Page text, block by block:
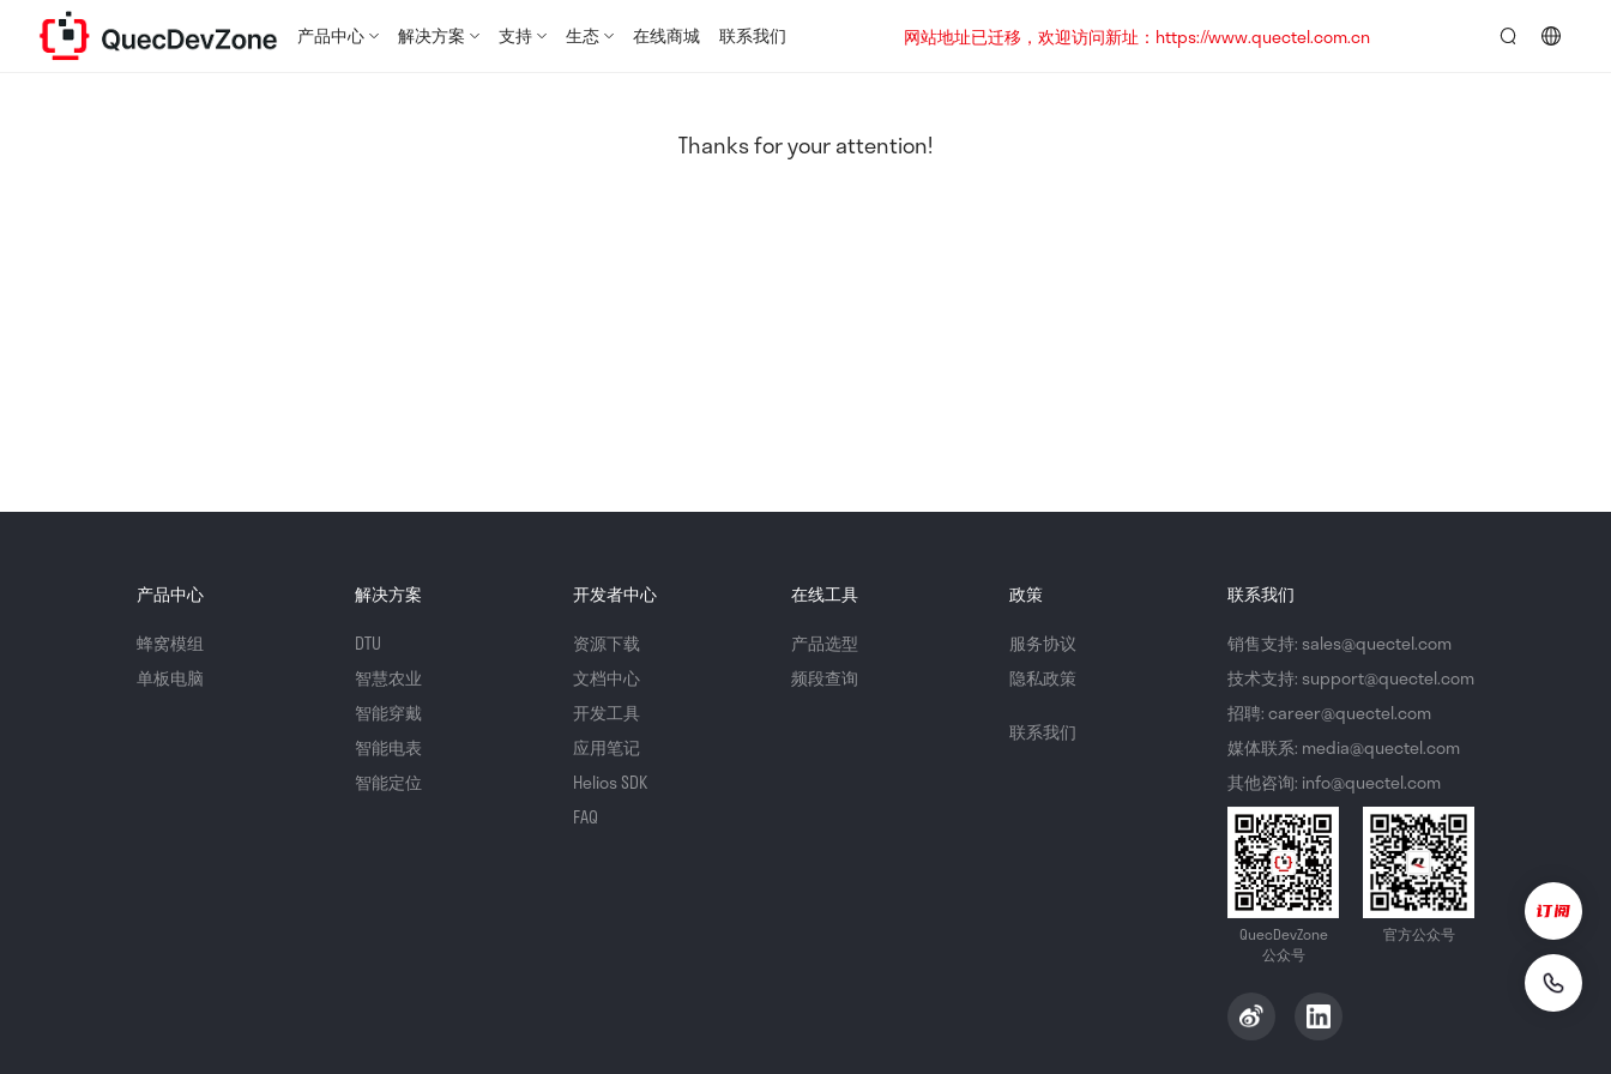
产品中心 解决方案 支持 生态 在线商城 联系我们
网站地址已迁移，欢迎访问新址：https://www.quectel.com.cn
Thanks for your attention!
产品中心
蜂窝模组
单板电脑
解决方案
DTU
智慧农业
智能穿戴
智能电表
智能定位
开发者中心
资源下载
文档中心
开发工具
应用笔记
Helios SDK
FAQ
在线工具
产品选型
频段查询
政策
服务协议
隐私政策
联系我们
联系我们
销售支持: sales@quectel.com
技术支持: support@quectel.com
招聘: career@quectel.com
媒体联系: media@quectel.com
其他咨询: info@quectel.com
QuecDevZone
公众号
官方公众号